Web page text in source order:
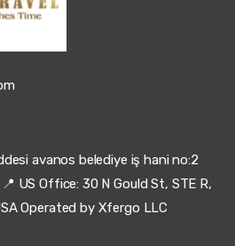
avanos belediye iş hani no:2
US Office: 30 N Gould St, STE R,
Operated by Xfergo LLC